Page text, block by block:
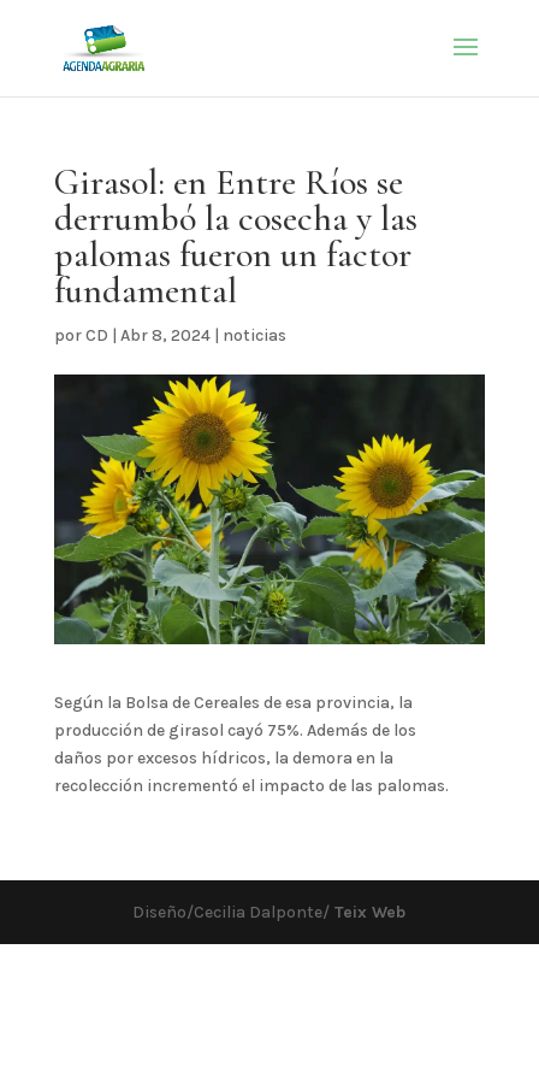
Girasol: en Entre Ríos se
derrumbó la cosecha y las
palomas fueron un factor
fundamental
porCD | Abr 8, 2024| noticias
Según la Bolsa de Cereales de esa provincia, la
producción de girasol cayó 75%. Además de los
daños por excesos hídricos, la demora en la
recolección incrementó el impacto de las palomas.
Diseño/Cecilia Dalponte/ Teix Web